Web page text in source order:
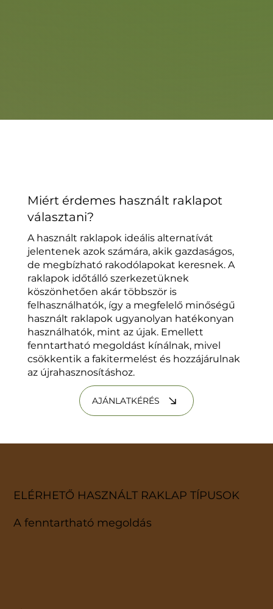
Miért érdemes használt raklapot
választani?
A használt raklapok ideális alternatívát
jelentenek azok számára, akik gazdaságos,
de megbízható rakodólapokat keresnek. A
raklapok időtálló szerkezetüknek
köszönhetően akár többször is
felhasználhatók, így a megfelelő minőségű
használt raklapok ugyanolyan hatékonyan
használhatók, mint az újak. Emellett
fenntartható megoldást kínálnak, mivel
csökkentik a fakitermelést és hozzájárulnak
az újrahasznosításhoz.
AJÁNLATKÉRÉS
ELÉRHETŐ HASZNÁLT RAKLAP TÍPUSOK
A fenntartható megoldás